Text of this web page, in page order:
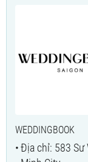
WEDDINGBOOK
Địa chỉ: 583 Sư